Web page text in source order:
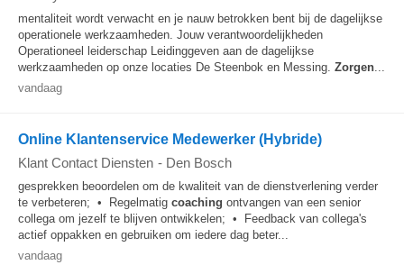
mentaliteit wordt verwacht en je nauw betrokken bent bij de dagelijkse
operationele werkzaamheden. Jouw verantwoordelijkheden
Operationeel leiderschap Leidinggeven aan de dagelijkse
werkzaamheden op onze locaties De Steenbok en Messing. Zorgen...
vandaag
Online Klantenservice Medewerker (Hybride)
Klant Contact Diensten - Den Bosch
gesprekken beoordelen om de kwaliteit van de dienstverlening verder
te verbeteren; • Regelmatig coaching ontvangen van een senior
collega om jezelf te blijven ontwikkelen; • Feedback van collega's
actief oppakken en gebruiken om iedere dag beter...
vandaag